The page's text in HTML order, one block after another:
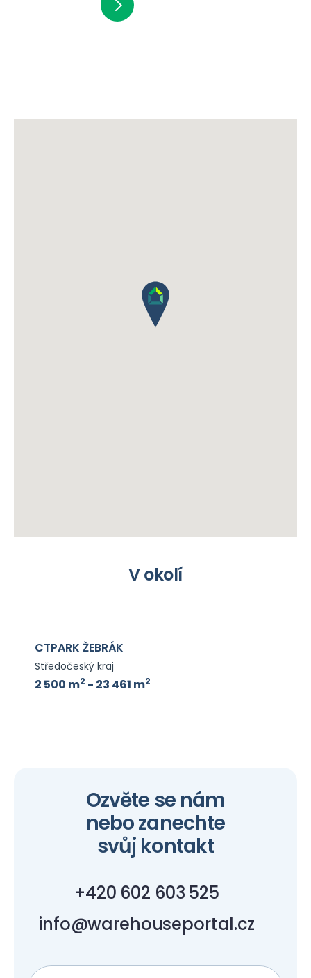
V okolí
CTPARK ŽEBRÁK
Středočeský kraj
2 500 m2 - 23 461 m2
Ozvěte se nám
nebo zanechte
svůj kontakt
+420 602 603 525
info@warehouseportal.cz